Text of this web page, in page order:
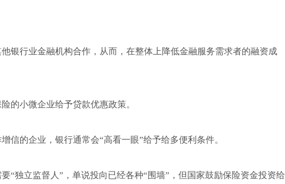
银行业金融机构合作，从而，在整体上降低金融服务需求者的融资成
的小微企业给予贷款优惠政策。
信的企业，银行通常会“高看一眼”给予给多便利条件。
“独立监督人”，单说投向已经各种“围墙”，但国家鼓励保险资金投资给